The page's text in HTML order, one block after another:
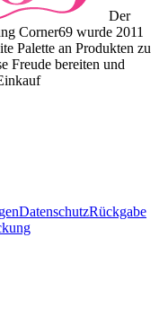
Der
Corner69 wurde 2011
Palette an Produkten zu
Freude bereiten und
DatenschutzRückgabe